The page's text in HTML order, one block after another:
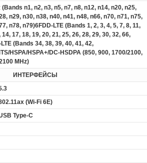
(Bands n1, n2, n3, n5, n7, n8, n12, n14, n20, n25,
n29, n30, n38, n40, n41, n48, n66, n70, n71, n75,
n78, n79)6FDD-LTE (Bands 1, 2, 3, 4, 5, 7, 8, 11,
14, 17, 18, 19, 20, 21, 25, 26, 28, 29, 30, 32, 66,
(Bands 34, 38, 39, 40, 41, 42,
HSPA/HSPA+/DC‑HSDPA (850, 900, 1700/2100,
MHz)
ИНТЕРФЕЙСЫ
(Wi-Fi 6E)
Type-C